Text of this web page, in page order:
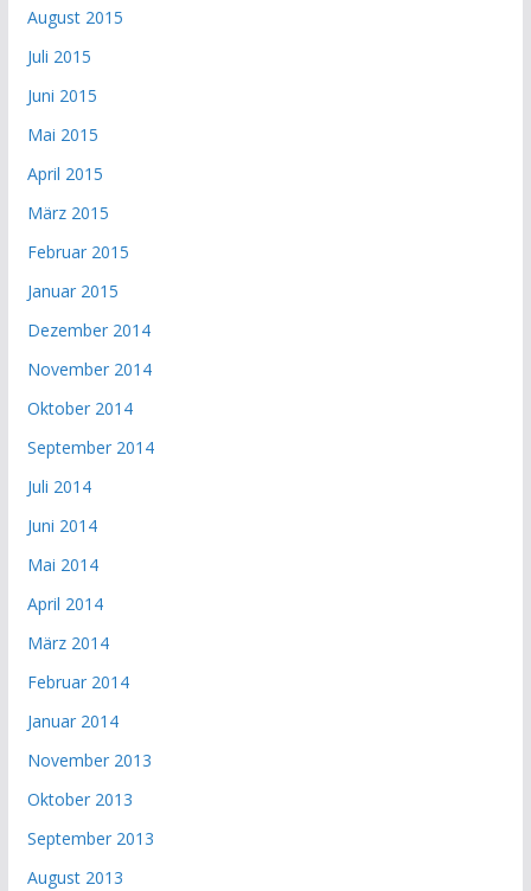
August 2015
Juli 2015
Juni 2015
Mai 2015
April 2015
März 2015
Februar 2015
Januar 2015
Dezember 2014
November 2014
Oktober 2014
September 2014
Juli 2014
Juni 2014
Mai 2014
April 2014
März 2014
Februar 2014
Januar 2014
November 2013
Oktober 2013
September 2013
August 2013